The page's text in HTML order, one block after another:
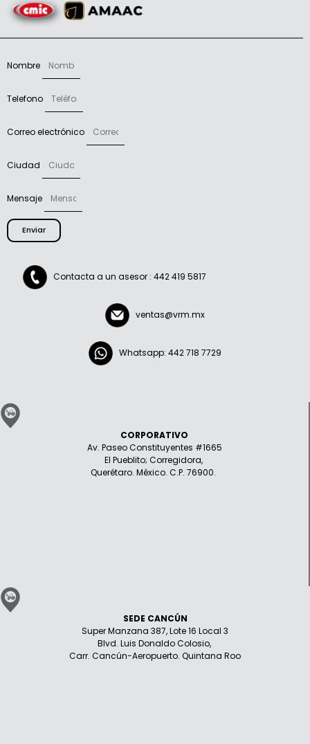
Nombre
Telefono
Correo electrónico
Ciudad
Mensaje
Enviar
Contacta a un asesor : 442 419 5817
ventas@vrm.mx
Whatsapp: 442 718 7729
CORPORATIVO
Av. Paseo Constituyentes #1665
El Pueblito; Corregidora,
Querétaro. México. C.P. 76900.
SEDE CANCÚN
Super Manzana 387, Lote 16 Local 3
Blvd. Luis Donaldo Colosio,
Carr. Cancún-Aeropuerto. Quintana Roo